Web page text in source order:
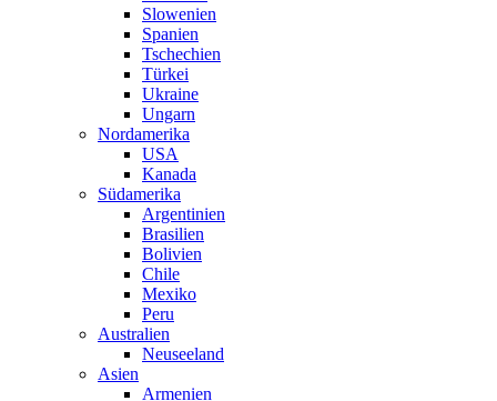
Slowenien
Spanien
Tschechien
Türkei
Ukraine
Ungarn
Nordamerika
USA
Kanada
Südamerika
Argentinien
Brasilien
Bolivien
Chile
Mexiko
Peru
Australien
Neuseeland
Asien
Armenien